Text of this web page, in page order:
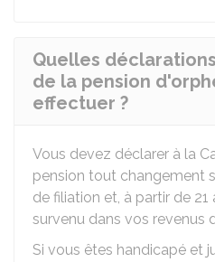
Quelles
de la pension
effectuer ?
Vous devez déclarer à la
pension tout changement
de filiation et, à partir de
survenu dans vos revenus
Si vous êtes handicapé et